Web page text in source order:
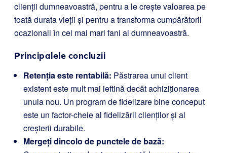
clienții dumneavoastră, pentru a le crește valoarea pe
toată durata vieții și pentru a transforma cumpărătorii
ocazionali în cei mai mari fani ai dumneavoastră.
Principalele concluzii
Retenția este rentabilă: Păstrarea unui client
existent este mult mai ieftină decât achiziționarea
unuia nou. Un program de fidelizare bine conceput
este un factor-cheie al fidelizării clienților și al
creșterii durabile.
Mergeți dincolo de punctele de bază: